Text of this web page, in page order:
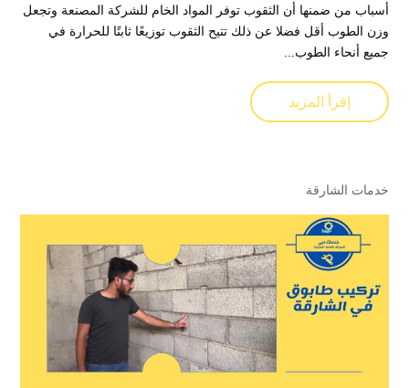
أسباب من ضمنها أن الثقوب توفر المواد الخام للشركة المصنعة وتجعل
وزن الطوب أقل فضلا عن ذلك تتيح الثقوب توزيعًا ثابتًا للحرارة في
جميع أنحاء الطوب...
إقرأ المزيد
خدمات الشارقة